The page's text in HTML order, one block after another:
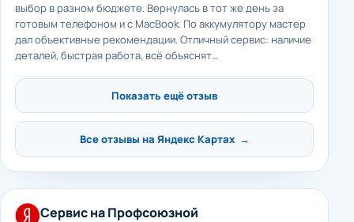
выбор в разном бюджете. Вернулась в тот же день за
готовым телефоном и с MacBook. По аккумулятору мастер
дал объективные рекомендации. Отличный сервис: наличие
деталей, быстрая работа, всё объяснят…
Показать ещё отзыв
Все отзывы на Яндекс Картах →
Сервис на Профсоюзной